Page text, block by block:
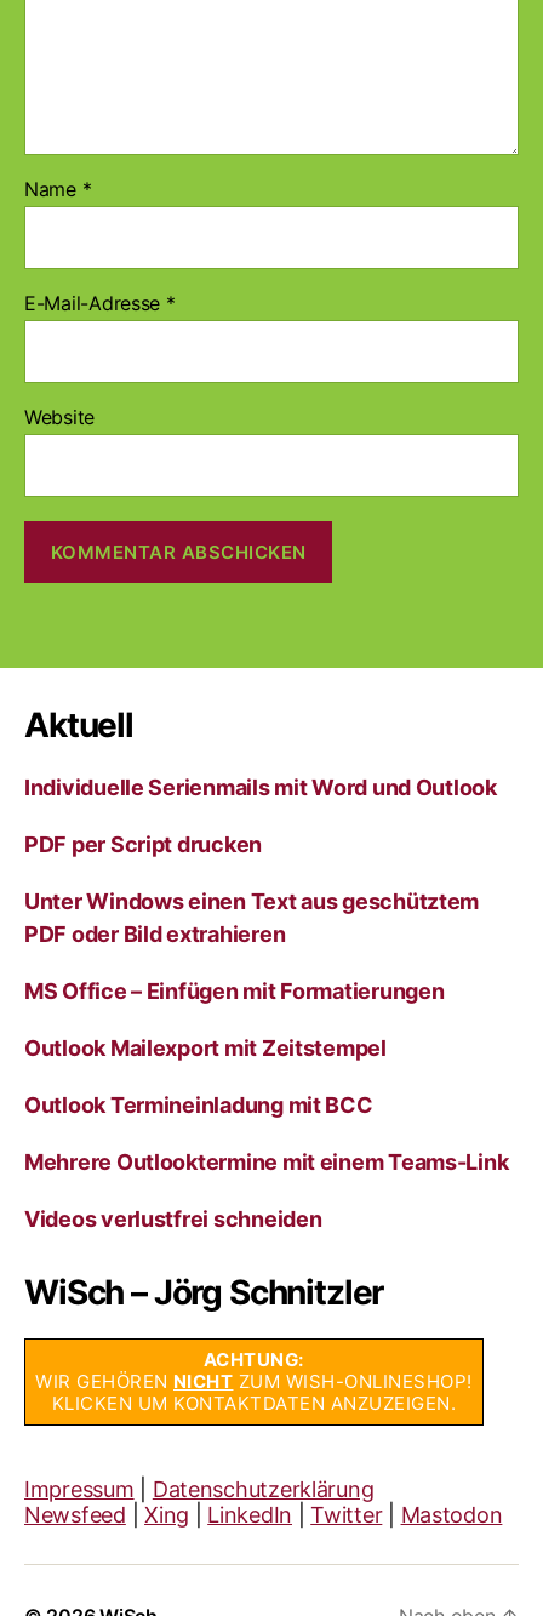
Name *
E-Mail-Adresse *
Website
t
r
n
t
v
Aktuell
Individuelle Serienmails mit Word und Outlook
PDF per Script drucken
Unter Windows einen Text aus geschütztem
PDF oder Bild extrahieren
MS Office – Einfügen mit Formatierungen
Outlook Mailexport mit Zeitstempel
Outlook Termineinladung mit BCC
Mehrere Outlooktermine mit einem Teams-Link
Videos verlustfrei schneiden
WiSch – Jörg Schnitzler
ACHTUNG:
WIR GEHÖREN NICHT ZUM WISH-ONLINESHOP!
KLICKEN UM KONTAKTDATEN ANZUZEIGEN.
Impressum
Datenschutzerklärung
Newsfeed |Xing LinkedIn |Twitter Mastodon